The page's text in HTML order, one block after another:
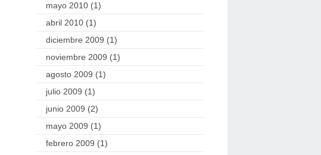
mayo 2010 (1)
abril 2010 (1)
diciembre 2009 (1)
noviembre 2009 (1)
agosto 2009 (1)
julio 2009 (1)
junio 2009 (2)
mayo 2009 (1)
febrero 2009 (1)